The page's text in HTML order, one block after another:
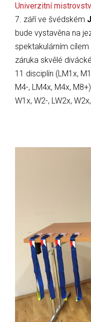
Univerzitní
7. září ve švédském
bude vystavěna na
spektakulárním
záruka skvělé
11 disciplín (LM1x,
M4-, LM4x, M4x,
W1x, W2-, LW2x,